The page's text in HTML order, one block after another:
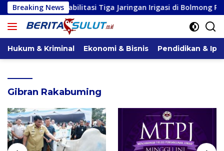
Langsung
ke
konten
Breaking NewsTiga Jaringan Irigasi di Bolmong Raya, Haslinda
Hukum & Kriminal Ekonomi & Bisnis Pendidikan &
Gibran Rakabuming